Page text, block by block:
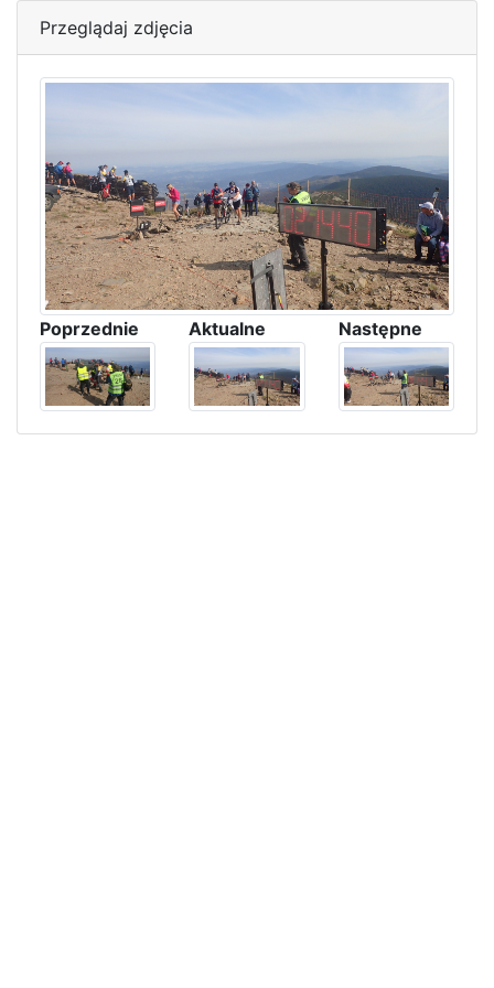
Przeglądaj zdjęcia
Poprzednie Aktualne Następne